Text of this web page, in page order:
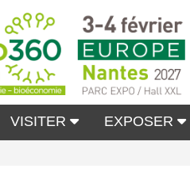
VISITER EXPOSER